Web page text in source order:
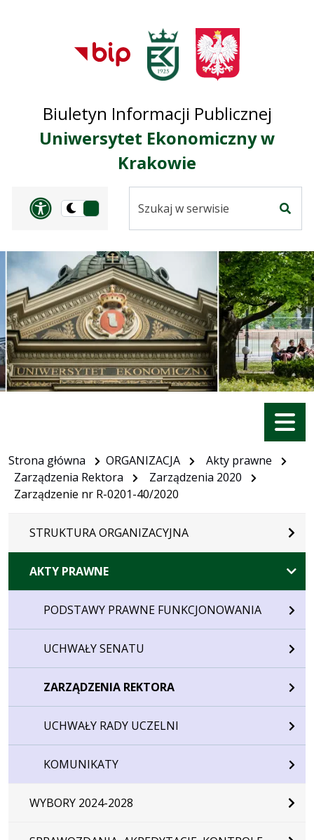
Przejdź do
głównego menu
Przejdź do treści
Przejdź do mapy
serwisu
Biuletyn Informacji Publicznej
Uniwersytet Ekonomiczny w
Krakowie
Panel dostosowania
Przełącz
ciemną
serwisie
Menu
Strona główna ORGANIZACJA
Akty prawne
Zarządzenia Rektora
Zarządzenia 2020
Zarządzenie nr R-0201-40/2020
STRUKTURA ORGANIZACYJNA
AKTY PRAWNE
PODSTAWY PRAWNE FUNKCJONOWANIA
UCHWAŁY SENATU
ZARZĄDZENIA REKTORA
UCHWAŁY RADY UCZELNI
KOMUNIKATY
WYBORY 2024-2028